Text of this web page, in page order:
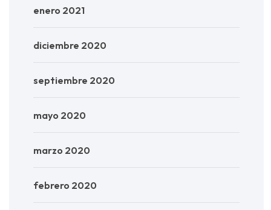
enero 2021
diciembre 2020
septiembre 2020
mayo 2020
marzo 2020
febrero 2020